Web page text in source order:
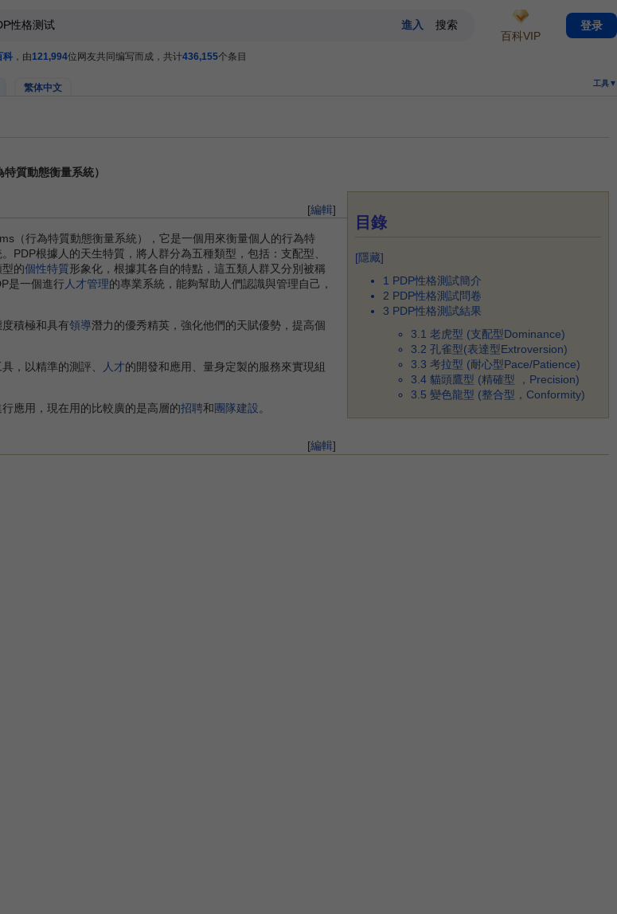
科 ，由121,994位网友共同编写而成，共计436,155个条目
繁体中文 工具▼
質動態衡量系統）
目錄
[隱藏]
1 PDP性格測試簡介
2 PDP性格測試問卷
3 PDP性格測試結果
3.1 老虎型 (支配型Dominance)
3.2 孔雀型(表達型Extroversion)
3.3 考拉型 (耐心型Pace/Patience)
3.4 貓頭鷹型 (精確型 ，Precision)
3.5 變色龍型 (整合型，Conformity)
[編輯]
行為特質動態衡量系統），它是一個用來衡量個人的行為特
PDP根據人的天生特質，將人群分為五種類型，包括：支配型、
的個性特質形象化，根據其各自的特點，這五類人群又分別被稱
是一個進行人才管理的專業系統，能夠幫助人們認識與管理自己，
積極和具有領導潛力的優秀精英，強化他們的天賦優勢，提高個
，以精準的測評、 人才的開發和應用、量身定製的服務來實現組
應用，現在用的比較廣的是高層的招聘和團隊建設。
[編輯]
百科VIP
登录